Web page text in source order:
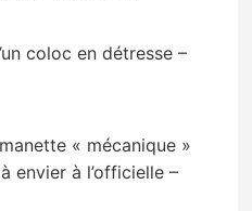
coloc en détresse –
« mécanique »
envier à l’officielle –